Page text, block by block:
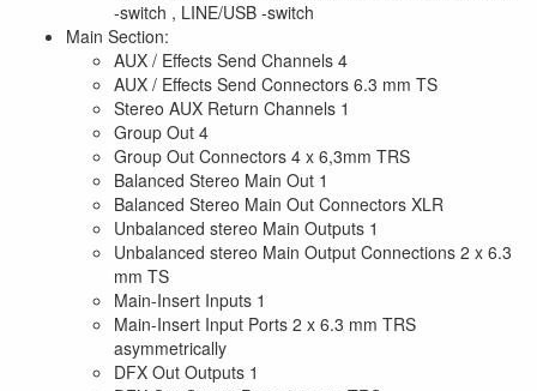
-switch , LINE/USB -switch
Main Section:
AUX / Effects Send Channels 4
AUX / Effects Send Connectors 6.3 mm TS
Stereo AUX Return Channels 1
Group Out 4
Group Out Connectors 4 x 6,3mm TRS
Balanced Stereo Main Out 1
Balanced Stereo Main Out Connectors XLR
Unbalanced stereo Main Outputs 1
Unbalanced stereo Main Output Connections 2 x 6.3
mm TS
Main-Insert Inputs 1
Main-Insert Input Ports 2 x 6.3 mm TRS
asymmetrically
DFX Out Outputs 1